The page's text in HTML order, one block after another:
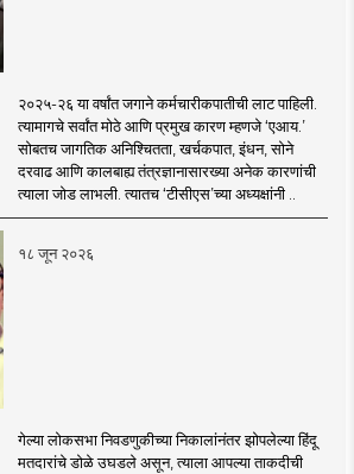
२०२५-२६ या वर्षांत जगाने कर्मचारीकपातीची लाट पाहिली.
त्यामागचे सर्वांत मोठे आणि प्रमुख कारण म्हणजे ‘एआय.’
सोबतच जागतिक अनिश्चितता, खर्चकपात, इंधन, सोने
दरवाढ आणि कालबाह्य तंत्रज्ञानासारख्या अनेक कारणांची
त्याला जोड लाभली. त्यातच ‘टीसीएस’च्या अध्यक्षांनी ..
१८ जून २०२६
गेल्या लोकसभा निवडणुकीच्या निकालांनंतर झोपलेल्या हिंदू
मतदारांचे डोळे उघडले असून, त्याला आपल्या ताकदीची